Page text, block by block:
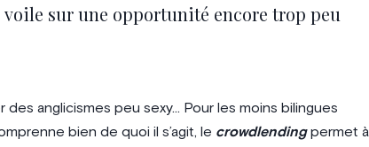
voile sur une opportunité encore trop peu
des anglicismes peu sexy… Pour les moins bilingues
bien de quoi il s’agit, le crowdlendingpermet à